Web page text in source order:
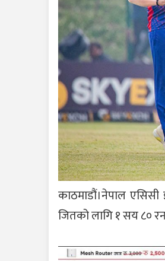
काठमाडौं।नेपाल
जितको लागि १ सय ८०